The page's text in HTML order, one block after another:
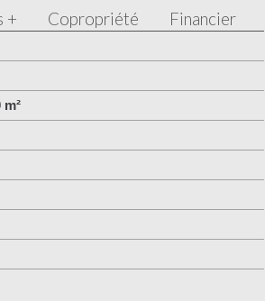
+ Copropriété Financier
m²